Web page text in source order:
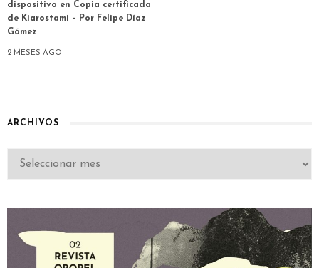
dispositivo en Copia certificada
de Kiarostami – Por Felipe Díaz
Gómez
2 MESES AGO
ARCHIVOS